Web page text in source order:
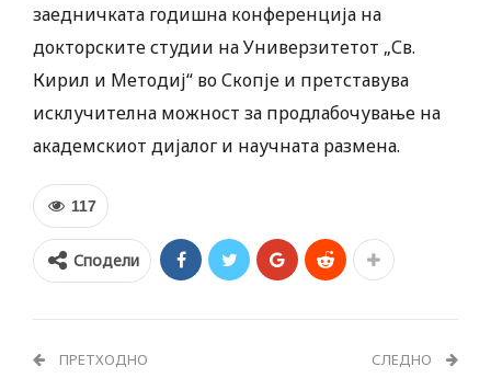
заедничката годишна конференција на
докторските студии на Универзитетот „Св.
Кирил и Методиј“ во Скопје и претставува
исклучителна можност за продлабочување на
академскиот дијалог и научната размена.
117
Сподели
ПРЕТХОДНО СЛЕДНО